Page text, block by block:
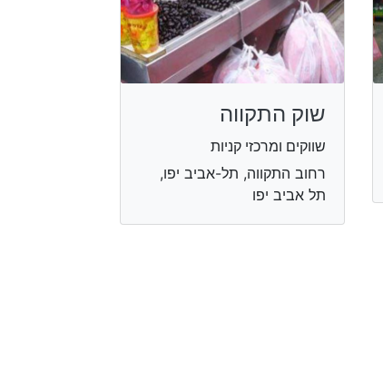
שוק התקווה
שווקים ומרכזי קניות
רחוב התקווה, תל-אביב יפו,
תל אביב יפו